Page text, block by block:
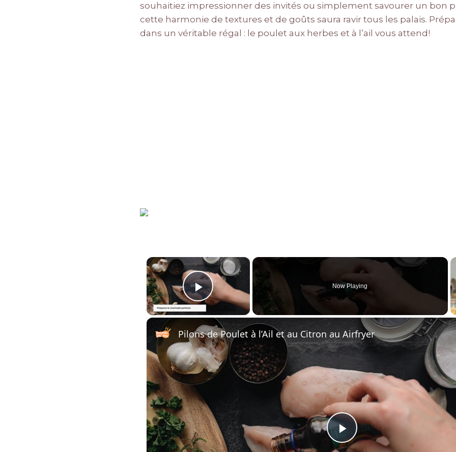
souhaitiez impressionner des invités ou simplement savourer un bon
cette harmonie de textures et de goûts saura ravir tous les palais.
dans un véritable régal : le poulet aux herbes et à l’ail vous attend!
×
Play Video
Now Playing
Play
Pilons de Poulet à l’Ail et au Citron au Airfryer